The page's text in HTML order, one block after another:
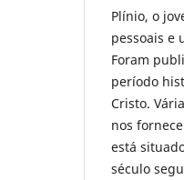
Plínio, o
pessoais e
Foram
período
Cristo.
nos
está
século